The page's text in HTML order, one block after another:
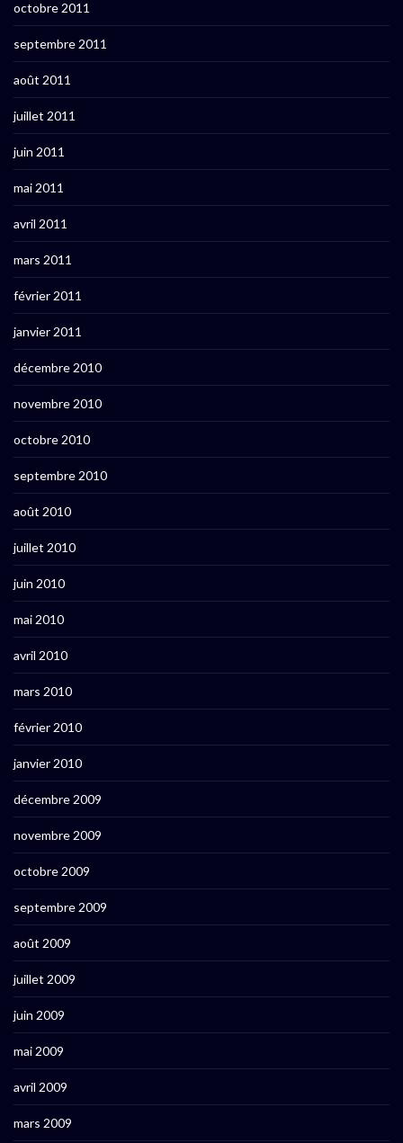
octobre 2011
septembre 2011
août 2011
juillet 2011
juin 2011
mai 2011
avril 2011
mars 2011
février 2011
janvier 2011
décembre 2010
novembre 2010
octobre 2010
septembre 2010
août 2010
juillet 2010
juin 2010
mai 2010
avril 2010
mars 2010
février 2010
janvier 2010
décembre 2009
novembre 2009
octobre 2009
septembre 2009
août 2009
juillet 2009
juin 2009
mai 2009
avril 2009
mars 2009